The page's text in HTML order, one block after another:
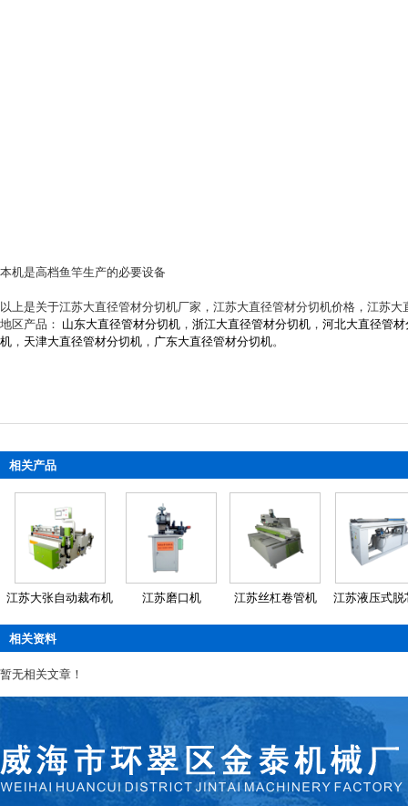
本机是高档鱼竿生产的必要设备
以上是关于江苏大直径管材分切机厂家，江苏大直径管材分切机价格，江苏
地区产品： 山东大直径管材分切机 ， 浙江大直径管材分切机 ， 河北大直径管
机 ， 天津大直径管材分切机 ， 广东大直径管材分切机。
相关产品
江苏大张自动裁布机 江苏磨口机 江苏丝杠卷管机 江苏液压式脱
相关资料
暂无相关文章！